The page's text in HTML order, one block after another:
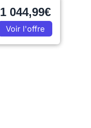
1 044,99€
Voir l'offre